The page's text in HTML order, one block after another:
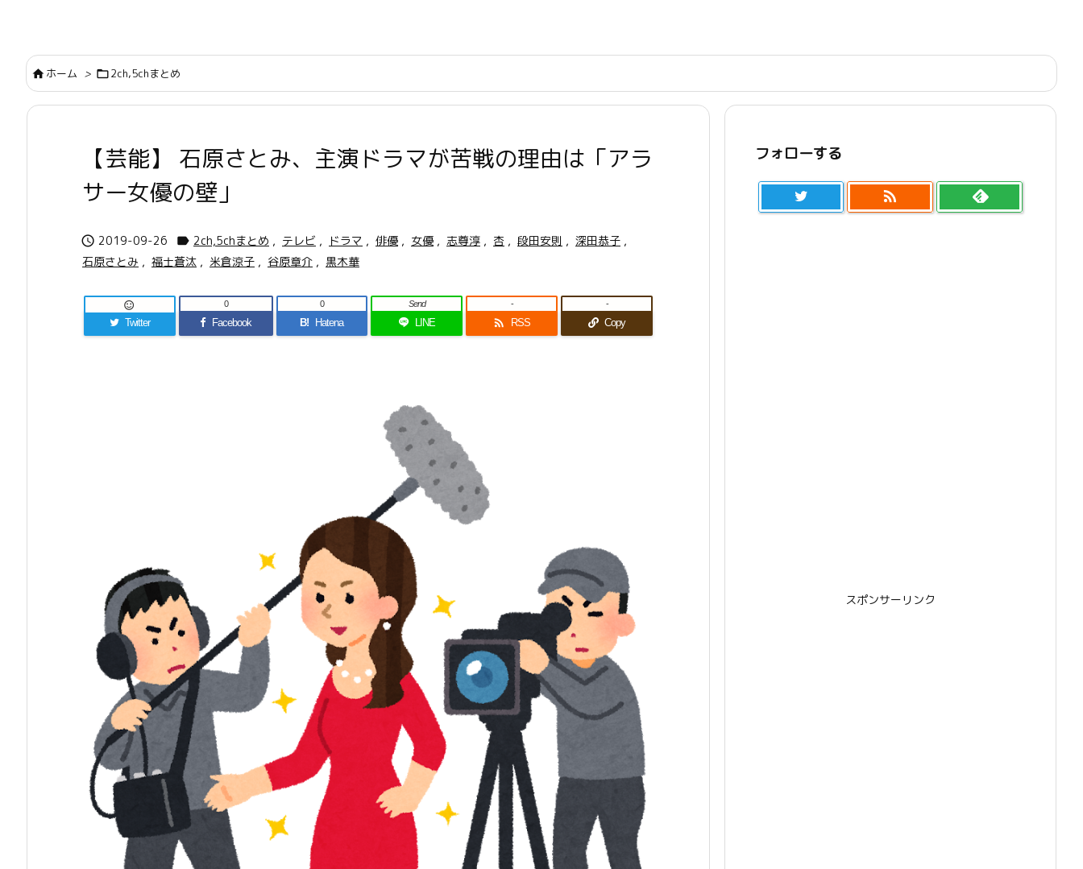
ホーム > 2ch,5chまとめ
【芸能】 石原さとみ、主演ドラマが苦戦の理由は「アラ
サー女優の壁」
 2019-09-26  2ch,5chまとめ , テレビ , ドラマ , 俳優 , 女優 , 志尊淳 , 杏 , 段田安則 , 深田恭子 ,
石原さとみ , 福士蒼汰 , 米倉涼子 , 谷原章介 , 黒木華
Twitter

Facebook
0
B! Hatena
0
LINE
Send
 RSS
-
Copy
-
フォローする

スポンサーリンク